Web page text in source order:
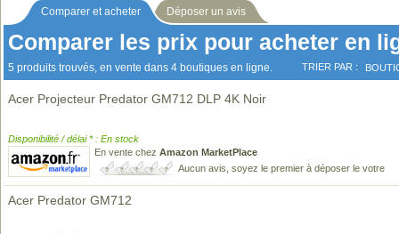
Comparer et acheter Déposer un avis
Comparer les prix pour acheter en
5 produits trouvés, en vente dans 4 boutiques en ligne. TRIER PAR :
Acer Projecteur Predator GM712 DLP 4K Noir
Disponibilité / délai * : En stock
En vente chez Amazon MarketPlace
Aucun avis, soyez le premier à déposer le votre
Acer Predator GM712